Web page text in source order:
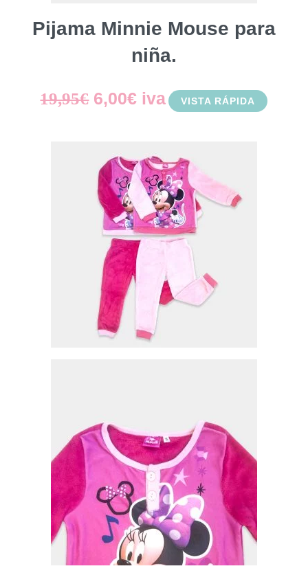
Pijama Minnie Mouse para
niña.
19,95€ El
original
era:
19,95€.
6,00€El
actual
es:
6,00€.
iva VISTA RÁPIDA